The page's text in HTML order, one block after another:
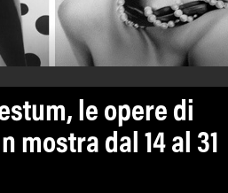
le opere di
mostra dal 14 al 31